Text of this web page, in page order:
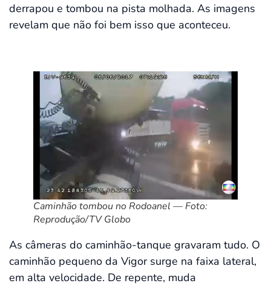
derrapou e tombou na pista molhada. As imagens
revelam que não foi bem isso que aconteceu.
Caminhão tombou no Rodoanel — Foto:
Reprodução/TV Globo
As câmeras do caminhão-tanque gravaram tudo. O
caminhão pequeno da Vigor surge na faixa lateral,
em alta velocidade. De repente, muda